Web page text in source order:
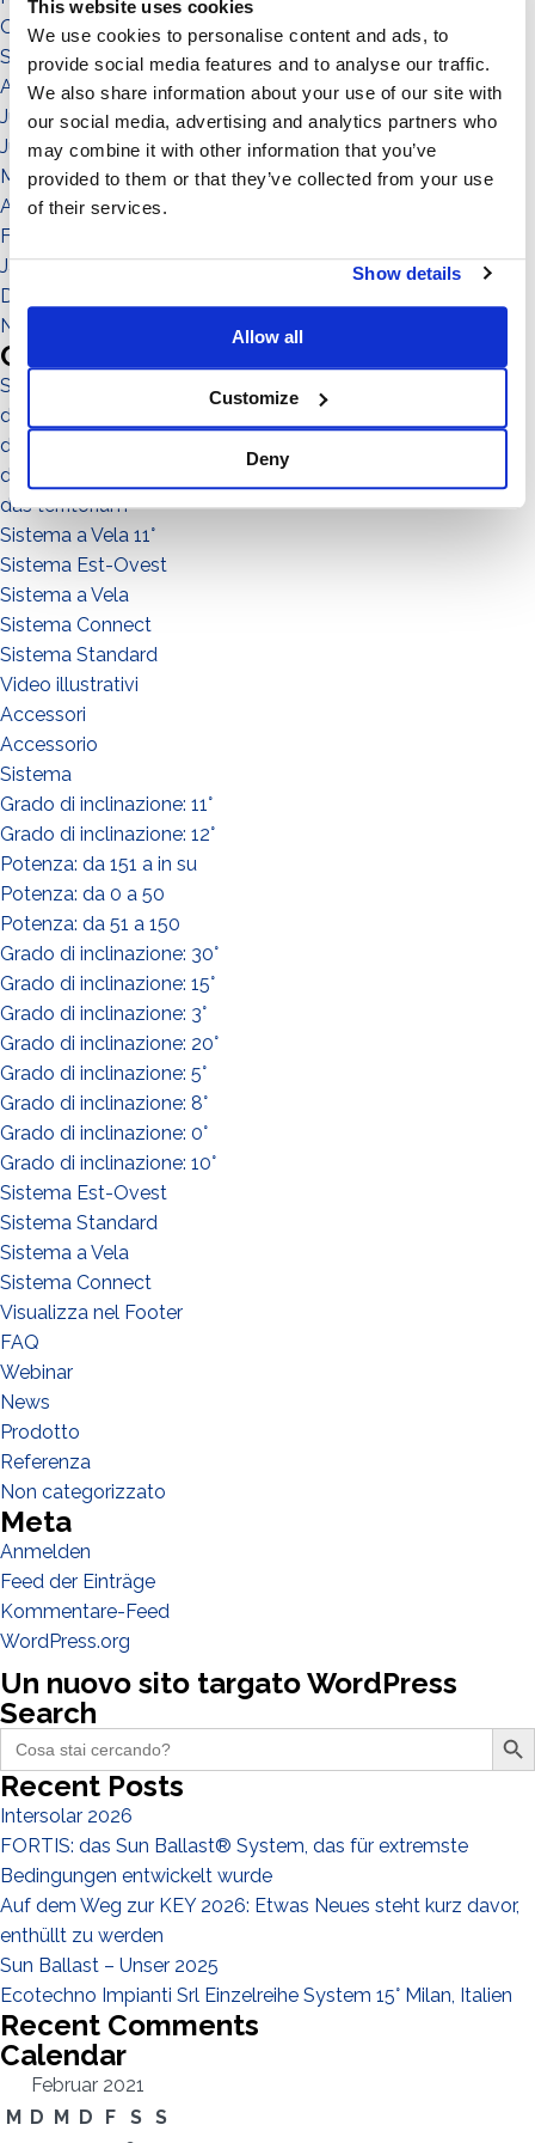
This website uses cookies
We use cookies to personalise content and ads, to
provide social media features and to analyse our traffic.
We also share information about your use of our site with
our social media, advertising and analytics partners who
may combine it with other information that you’ve
provided to them or that they’ve collected from your use
of their services.
Show details
Allow all
Customize
Deny
Oktober 2021
September 2021
August 2021
Juli 2021
Juni 2021
Mai 2021
April 2021
Februar 2021
Januar 2021
Dezember 2020
November 2020
Categories
Sistema No-Flex
die menschen
die gemeinde
die umgebung
das territorium
Sistema a Vela 11°
Sistema Est-Ovest
Sistema a Vela
Sistema Connect
Sistema Standard
Video illustrativi
Accessori
Accessorio
Sistema
Grado di inclinazione: 11°
Grado di inclinazione: 12°
Potenza: da 151 a in su
Potenza: da 0 a 50
Potenza: da 51 a 150
Grado di inclinazione: 30°
Grado di inclinazione: 15°
Grado di inclinazione: 3°
Grado di inclinazione: 20°
Grado di inclinazione: 5°
Grado di inclinazione: 8°
Grado di inclinazione: 0°
Grado di inclinazione: 10°
Sistema Est-Ovest
Sistema Standard
Sistema a Vela
Sistema Connect
Visualizza nel Footer
FAQ
Webinar
News
Prodotto
Referenza
Non categorizzato
Meta
Anmelden
Feed der Einträge
Kommentare-Feed
WordPress.org
Un nuovo sito targato WordPress
Search
Search
for:
Search Button
Recent Posts
Intersolar 2026
FORTIS: das Sun Ballast® System, das für extremste
Bedingungen entwickelt wurde
Auf dem Weg zur KEY 2026: Etwas Neues steht kurz davor,
enthüllt zu werden
Sun Ballast – Unser 2025
Ecotechno Impianti Srl Einzelreihe System 15° Milan, Italien
Recent Comments
Calendar
Februar 2021
M D M D F S
S
Ich habe die
sie*